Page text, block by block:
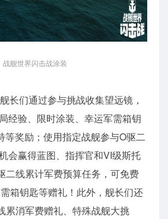
战舰世界闪击战涂装
长们通过参与挑战收集望远镜，
经验、限时涂装、幸运军需箱钥
等奖励；使用指定战舰参与O驱二
会赢得蓝图、指挥官和VI级斯托
二线累计军费预算任务，可免费
箱钥匙等赠礼！此外，舰长们还
累消军费赠礼、特殊战舰大挑